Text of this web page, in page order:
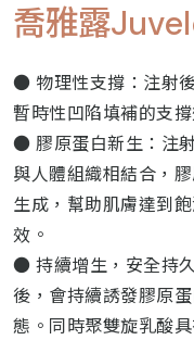
喬雅露
● 物理性支撐：注射
暫時性凹陷填補的支撐
● 膠原蛋白新生：注
與人體組織相結合，
生成，幫助肌膚達到
效。
● 持續增生，安全持
後，會持續誘發膠原
態。同時聚雙旋乳酸